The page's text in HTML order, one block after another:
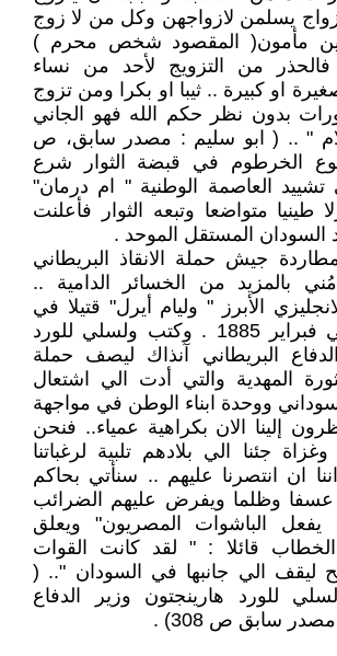
يسلمن لازواجهن وكل من لا زوج
مأمون( المقصود شخص محرم )
من التزويج لأحد من نساء
او كبيرة .. ثيبا او بكرا ومن تزوج
بدون نظر حكم الله فهو الجاني
" .. ( ابو سليم : مصدر سابق، ص
). وبوقوع الخرطوم في قبضة الثوار شرع
تشييد العاصمة الوطنية " ام درمان"
طينيا متواضعا وتبعه الثوار فأعلنت
السودان المستقل الموحد .
جيش حملة الانقاذ البريطاني
بالمزيد من الخسائر الدامية ..
الأبرز " وليام أيرل" قتيلا في
موقعة كربكان في فبراير 1885 . وكتب ولسلي للورد
البريطاني آنذاك ليصف حملة
المهدية والتي أدت الي اشتعال
ووحدة ابناء الوطن في مواجهة
إلينا الان بكراهية عمياء.. فنحن
جئنا الي بلادهم تلبية لرغباتنا
اننا ان انتصرنا عليهم .. سنأتي بحاكم
عسفا وظلما ويفرض عليهم الضرائب
يفعل الباشوات المصريون" ويعلق
قائلا : " لقد كانت القوات
ليقف الي جانبها في السودان ".. (
للورد هارينجتون وزير الدفاع